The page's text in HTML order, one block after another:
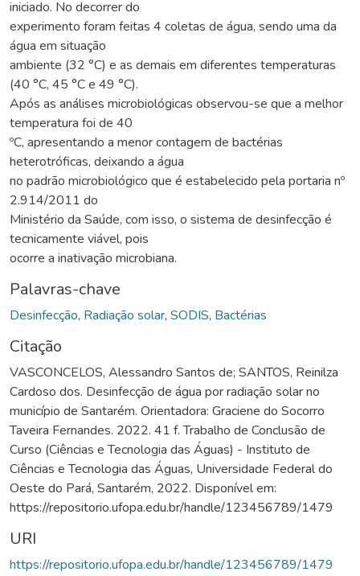
iniciado. No decorrer do
experimento foram feitas 4 coletas de água, sendo uma da
água em situação
ambiente (32 °C) e as demais em diferentes temperaturas
(40 °C, 45 °C e 49 °C).
Após as análises microbiológicas observou-se que a melhor
temperatura foi de 40
ºC, apresentando a menor contagem de bactérias
heterotróficas, deixando a água
no padrão microbiológico que é estabelecido pela portaria nº
2.914/2011 do
Ministério da Saúde, com isso, o sistema de desinfecção é
tecnicamente viável, pois
ocorre a inativação microbiana.
Palavras-chave
Desinfecção, Radiação solar, SODIS, Bactérias
Citação
VASCONCELOS, Alessandro Santos de; SANTOS, Reinilza
Cardoso dos. Desinfecção de água por radiação solar no
município de Santarém. Orientadora: Graciene do Socorro
Taveira Fernandes. 2022. 41 f. Trabalho de Conclusão de
Curso (Ciências e Tecnologia das Águas) - Instituto de
Ciências e Tecnologia das Águas, Universidade Federal do
Oeste do Pará, Santarém, 2022. Disponível em:
https://repositorio.ufopa.edu.br/handle/123456789/1479
URI
https://repositorio.ufopa.edu.br/handle/123456789/1479